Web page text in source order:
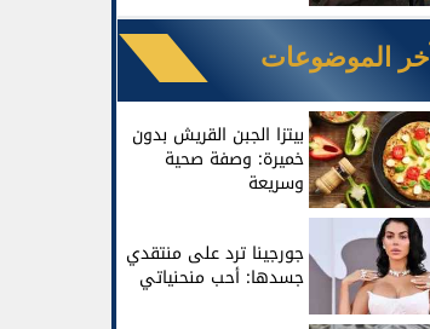
آخر الموضوعات
بيتزا الجبن القريش بدون
خميرة: وصفة صحية
وسريعة
جورجينا ترد على منتقدي
جسدها: أحب منحنياتي